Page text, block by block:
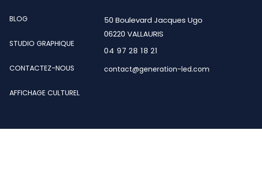
BLOG
STUDIO GRAPHIQUE
CONTACTEZ-NOUS
AFFICHAGE CULTUREL
50 Boulevard Jacques Ugo
06220 VALLAURIS
04 97 28 18 21
contact@generation-led.com